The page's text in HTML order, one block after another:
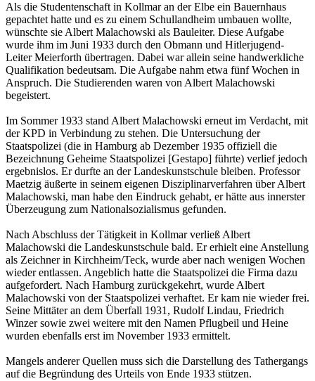
Als die Studentenschaft in Kollmar an der Elbe ein Bauernhaus
gepachtet hatte und es zu einem Schullandheim umbauen wollte,
wünschte sie Albert Malachowski als Bauleiter. Diese Aufgabe
wurde ihm im Juni 1933 durch den Obmann und Hitlerjugend-
Leiter Meierforth übertragen. Dabei war allein seine handwerkliche
Qualifikation bedeutsam. Die Aufgabe nahm etwa fünf Wochen in
Anspruch. Die Studierenden waren von Albert Malachowski
begeistert.
Im Sommer 1933 stand Albert Malachowski erneut im Verdacht, mit
der KPD in Verbindung zu stehen. Die Untersuchung der
Staatspolizei (die in Hamburg ab Dezember 1935 offiziell die
Bezeichnung Geheime Staatspolizei [Gestapo] führte) verlief jedoch
ergebnislos. Er durfte an der Landeskunstschule bleiben. Professor
Maetzig äußerte in seinem eigenen Disziplinarverfahren über Albert
Malachowski, man habe den Eindruck gehabt, er hätte aus innerster
Überzeugung zum Nationalsozialismus gefunden.
Nach Abschluss der Tätigkeit in Kollmar verließ Albert
Malachowski die Landeskunstschule bald. Er erhielt eine Anstellung
als Zeichner in Kirchheim/Teck, wurde aber nach wenigen Wochen
wieder entlassen. Angeblich hatte die Staatspolizei die Firma dazu
aufgefordert. Nach Hamburg zurückgekehrt, wurde Albert
Malachowski von der Staatspolizei verhaftet. Er kam nie wieder frei.
Seine Mittäter an dem Überfall 1931, Rudolf Lindau, Friedrich
Winzer sowie zwei weitere mit den Namen Pflugbeil und Heine
wurden ebenfalls erst im November 1933 ermittelt.
Mangels anderer Quellen muss sich die Darstellung des Tathergangs
auf die Begründung des Urteils von Ende 1933 stützen.